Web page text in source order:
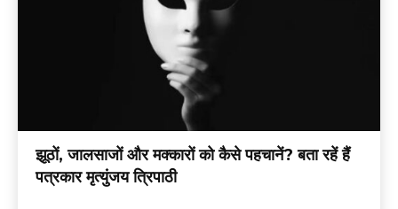
झूठों, जालसाजों और मक्कारों को कैसे पहचानें? बता रहें हैं
पत्रकार मृत्युंजय त्रिपाठी